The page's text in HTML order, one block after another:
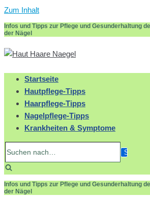
Zum Inhalt
Infos und Tipps zur Pflege und Gesunderhaltung
der Nägel
Startseite
Hautpflege-Tipps
Haarpflege-Tipps
Nagelpflege-Tipps
Krankheiten & Symptome
Infos und Tipps zur Pflege und Gesunderhaltung
der Nägel